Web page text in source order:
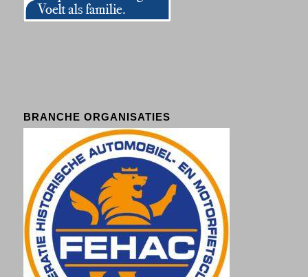
BRANCHE ORGANISATIES